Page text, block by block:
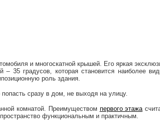
и многоскатной крышей. Его яркая
– 35 градусов, которая становится наиболее
роль здания.
сразу в дом, не выходя на улицу.
комнатой. Преимуществом первого этажа
функциональным и практичным.